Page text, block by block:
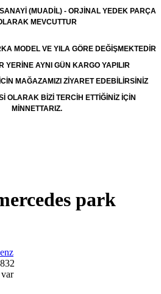
(MUADİL) - ORJİNAL YEDEK PARÇA
MEVCUTTUR
MODEL VE YILA GÖRE DEĞİŞMEKTEDİR
YERİNE AYNI GÜN KARGO YAPILIR
MAĞAZAMIZI ZİYARET EDEBİLİRSİNİZ
OLARAK BİZİ TERCİH ETTİĞİNİZ İÇİN
MİNNETTARIZ.
park